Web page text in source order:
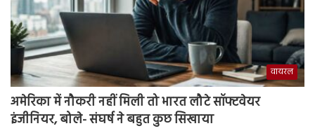
वायरल
अमेरिका में नौकरी नहीं मिली तो भारत लौटे सॉफ्टवेयर
इंजीनियर, बोले- संघर्ष ने बहुत कुछ सिखाया